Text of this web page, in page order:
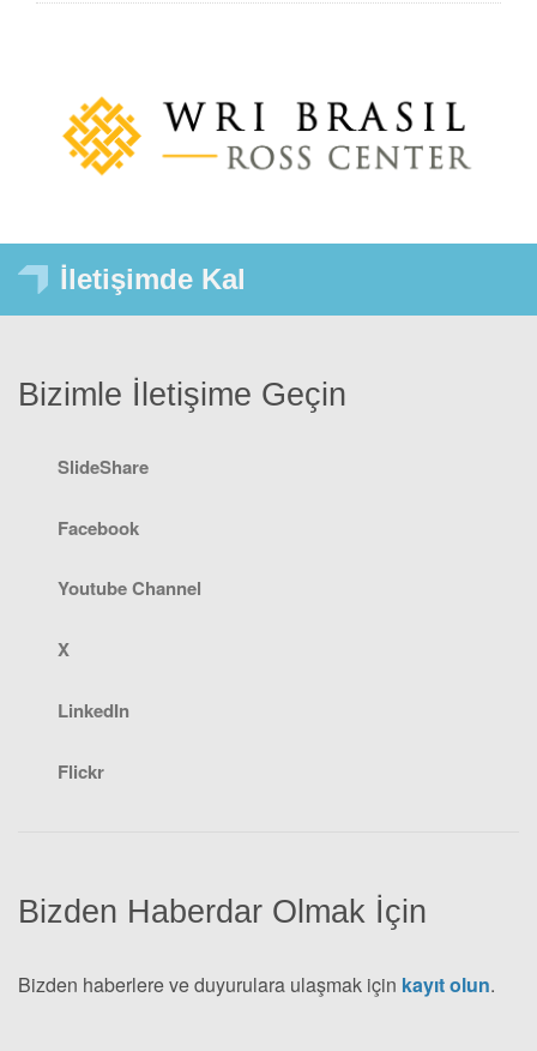
İletişimde Kal
Bizden Haberdar Olmak İçin
Bizden haberlere ve duyurulara ulaşmak için kayıt olun.
Bizimle İletişime Geçin
SlideShare
Facebook
Youtube Channel
X
LinkedIn
Flickr